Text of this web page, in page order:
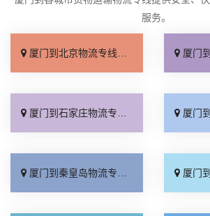
服务。
厦门到北京物流专线_直达不中转「送货到门」 厦门到天津
厦门到石家庄物流专线_准时准点「多少公里」 厦门到唐山
厦门到秦皇岛物流专线_高效运输「运保时效」 厦门到邯郸